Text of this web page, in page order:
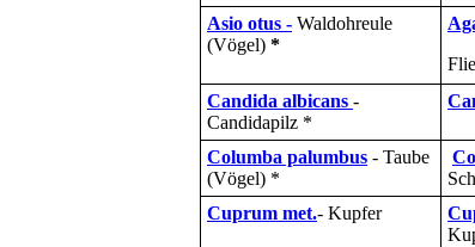
Asio otus - Waldohreule
(Vögel) *
Candida albicans -
Candidapilz *
Columba palumbus - Taube
(Vögel) *
Cuprum met.- Kupfer